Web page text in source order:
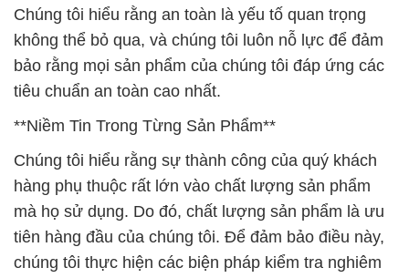
Chúng tôi hiểu rằng an toàn là yếu tố quan trọng
không thể bỏ qua, và chúng tôi luôn nỗ lực để đảm
bảo rằng mọi sản phẩm của chúng tôi đáp ứng các
tiêu chuẩn an toàn cao nhất.
**Niềm Tin Trong Từng Sản Phẩm**
Chúng tôi hiểu rằng sự thành công của quý khách
hàng phụ thuộc rất lớn vào chất lượng sản phẩm
mà họ sử dụng. Do đó, chất lượng sản phẩm là ưu
tiên hàng đầu của chúng tôi. Để đảm bảo điều này,
chúng tôi thực hiện các biện pháp kiểm tra nghiêm